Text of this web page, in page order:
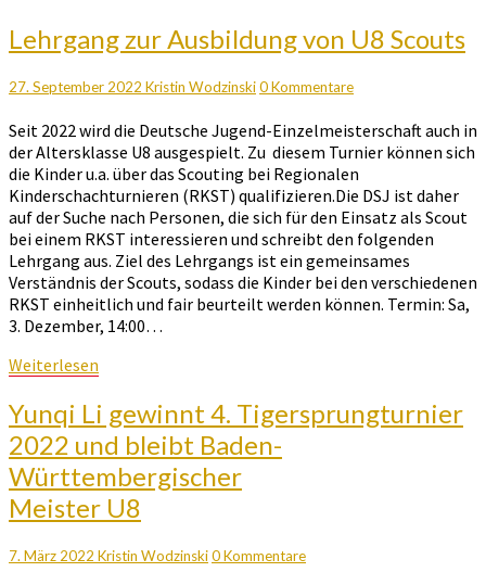
Lehrgang
zur
Ausbildung
von
U8
Scouts
Lehrgang zur Ausbildung von U8 Scouts
27. September 2022 Kristin WodzinskiKommentare
0 Kommentare
Seit 2022 wird die Deutsche Jugend-Einzelmeisterschaft auch in
der Altersklasse U8 ausgespielt. Zu diesem Turnier können sich
die Kinder u.a. über das Scouting bei Regionalen
Kinderschachturnieren (RKST) qualifizieren.Die DSJ ist daher
auf der Suche nach Personen, die sich für den Einsatz als Scout
bei einem RKST interessieren und schreibt den folgenden
Lehrgang aus. Ziel des Lehrgangs ist ein gemeinsames
Verständnis der Scouts, sodass die Kinder bei den verschiedenen
RKST einheitlich und fair beurteilt werden können. Termin: Sa,
3. Dezember, 14:00…
Weiterlesen
Yunqi
Li
gewinnt
4.
Tigersprungturnier
2022
bleibt
Yunqi Li gewinnt 4. Tigersprungturnier
2022 und bleibt Baden-
Württembergischer
Meister U8
7. März 2022 Kristin WodzinskiKommentare
0 Kommentare